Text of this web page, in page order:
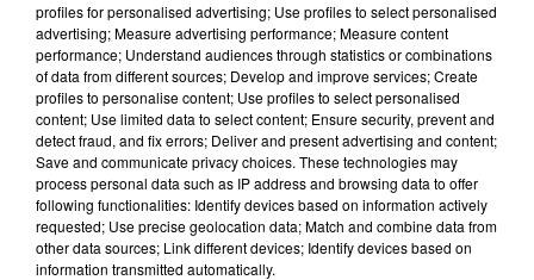
DERNIERS TITRES
20h38
20h38 20h34
20h34
profiles for personalised advertising; Use profiles to select personalised
advertising; Measure advertising performance; Measure content
performance; Understand audiences through statistics or combinations
of data from different sources; Develop and improve services; Create
profiles to personalise content; Use profiles to select personalised
content; Use limited data to select content; Ensure security, prevent and
detect fraud, and fix errors; Deliver and present advertising and content;
Save and communicate privacy choices. These technologies may
process personal data such as IP address and browsing data to offer
following functionalities: Identify devices based on information actively
requested; Use precise geolocation data; Match and combine data from
other data sources; Link different devices; Identify devices based on
information transmitted automatically.